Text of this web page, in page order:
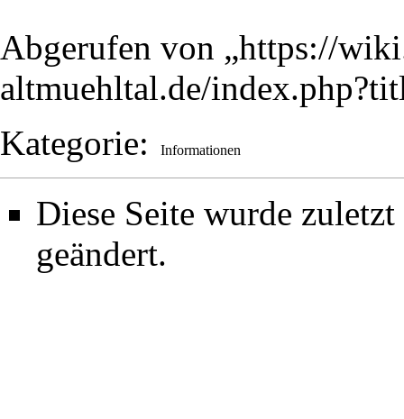
Abgerufen von „https://
altmuehltal.de/
Kategorie: Informationen
Diese Seite wurde
geändert.